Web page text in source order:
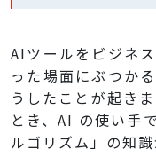
AIツールをビジネ
った場面にぶつか
うしたことが起き
とき、AI の使い手
ルゴリズム」の知識